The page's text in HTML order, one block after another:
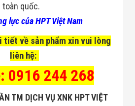
quốc.
lực của HPT Việt Nam
về sản phẩm xin vui lòng
liên hệ:
0916 244 268
TM DỊCH VỤ XNK HPT VIỆT